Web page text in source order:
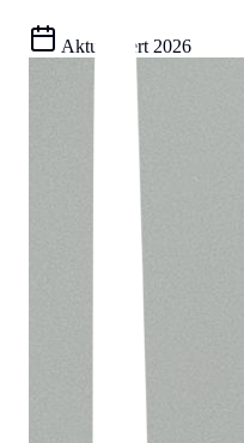
Aktualisiert 2026